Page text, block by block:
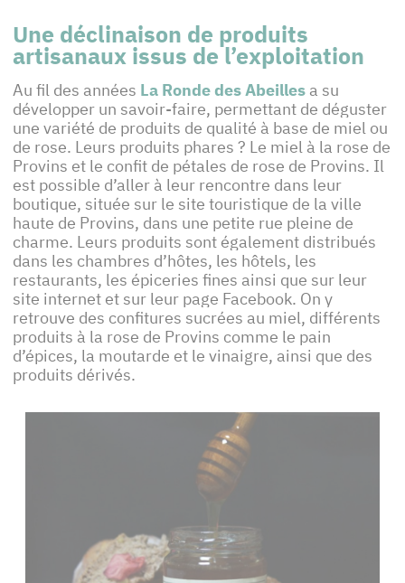
Une déclinaison de produits
artisanaux issus de l’exploitation
Au fil des années La Ronde des Abeilles a su
développer un savoir-faire, permettant de déguster
une variété de produits de qualité à base de miel ou
de rose. Leurs produits phares ? Le miel à la rose de
Provins et le confit de pétales de rose de Provins. Il
est possible d’aller à leur rencontre dans leur
boutique, située sur le site touristique de la ville
haute de Provins, dans une petite rue pleine de
charme. Leurs produits sont également distribués
dans les chambres d’hôtes, les hôtels, les
restaurants, les épiceries fines ainsi que sur leur
site internet et sur leur page Facebook. On y
retrouve des confitures sucrées au miel, différents
produits à la rose de Provins comme le pain
d’épices, la moutarde et le vinaigre, ainsi que des
produits dérivés.